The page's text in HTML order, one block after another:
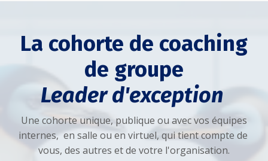
La cohorte de coaching
de groupe
Leader d'exception
Une cohorte unique, publique ou avec vos équipes
internes, en salle ou en virtuel, qui tient compte de
vous, des autres et de votre l'organisation.